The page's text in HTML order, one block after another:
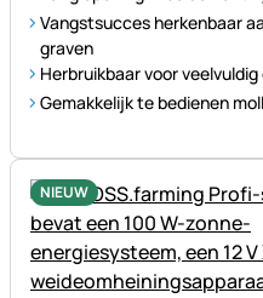
Vangstsucces herkenbaar
graven
Herbruikbaar voor
Gemakkelijk te bedienen
NIEUW